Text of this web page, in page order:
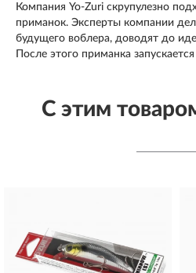
Компания Yo-Zuri скрупулезно
приманок. Эксперты компании
будущего воблера, доводят до
После этого приманка
С этим